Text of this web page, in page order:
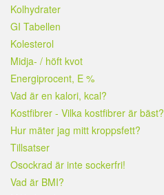
Kolhydrater
GI Tabellen
Kolesterol
Midja- / höft kvot
Energiprocent, E %
Vad är en kalori, kcal?
Kostfibrer - Vilka kostfibrer är bäst?
Hur mäter jag mitt kroppsfett?
Tillsatser
Osockrad är inte sockerfri!
Vad är BMI?